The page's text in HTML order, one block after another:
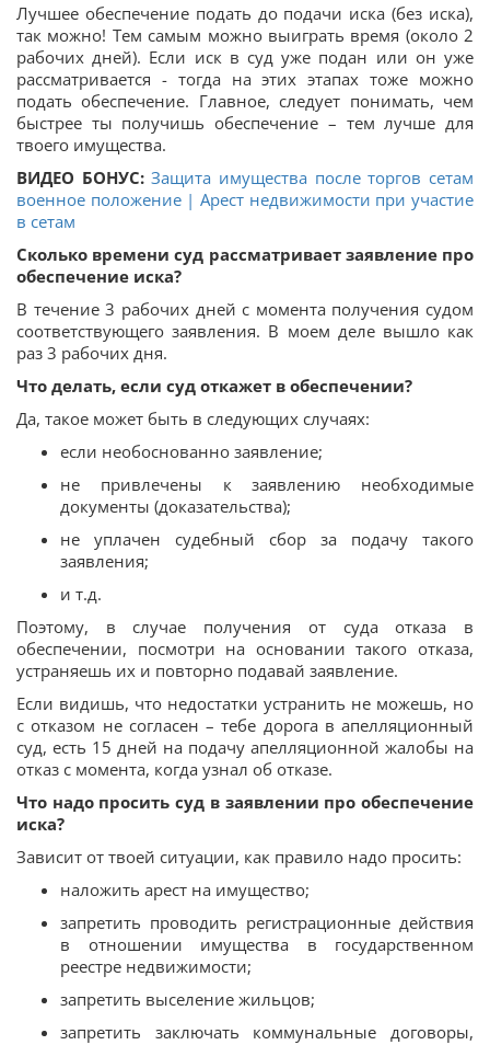
Лучшее обеспечение подать до подачи иска (без иска),
так можно! Тем самым можно выиграть время (около 2
рабочих дней). Если иск в суд уже подан или он уже
рассматривается - тогда на этих этапах тоже можно
подать обеспечение. Главное, следует понимать, чем
быстрее ты получишь обеспечение – тем лучше для
твоего имущества.
ВИДЕО БОНУС:Защита имущества после торгов сетам
военное положение | Арест недвижимости при участие
в сетам
Сколько времени суд рассматривает заявление про
обеспечение иска?
В течение 3 рабочих дней с момента получения судом
соответствующего заявления. В моем деле вышло как
раз 3 рабочих дня.
Что делать, если суд откажет в обеспечении?
Да, такое может быть в следующих случаях:
если необоснованно заявление;
не привлечены к заявлению необходимые
документы (доказательства);
не уплачен судебный сбор за подачу такого
заявления;
и т.д.
Поэтому, в случае получения от суда отказа в
обеспечении, посмотри на основании такого отказа,
устраняешь их и повторно подавай заявление.
Если видишь, что недостатки устранить не можешь, но
с отказом не согласен – тебе дорога в апелляционный
суд, есть 15 дней на подачу апелляционной жалобы на
отказ с момента, когда узнал об отказе.
Что надо просить суд в заявлении про обеспечение
иска?
Зависит от твоей ситуации, как правило надо просить:
наложить арест на имущество;
запретить проводить регистрационные действия
в отношении имущества в государственном
реестре недвижимости;
запретить выселение жильцов;
запретить заключать коммунальные договоры,